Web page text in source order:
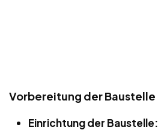
Vorbereitung der Baustelle
Einrichtung der Baustelle: